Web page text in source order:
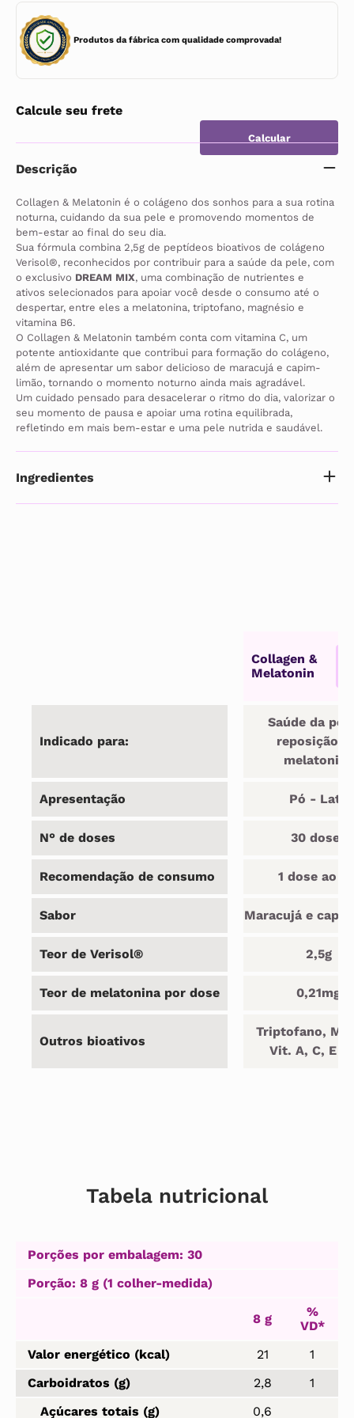
Produtos da fábrica com qualidade comprovada!
Calcule seu frete
Descrição
Collagen & Melatonin é o colágeno dos sonhos para a sua rotina
noturna, cuidando da sua pele e promovendo momentos de
bem-estar ao final do seu dia.
Sua fórmula combina 2,5g de peptídeos bioativos de colágeno
Verisol®, reconhecidos por contribuir para a saúde da pele, com
o exclusivo DREAM MIX, uma combinação de nutrientes e
ativos selecionados para apoiar você desde o consumo até o
despertar, entre eles a melatonina, triptofano, magnésio e
vitamina B6.
O Collagen & Melatonin também conta com vitamina C, um
potente antioxidante que contribui para formação do colágeno,
além de apresentar um sabor delicioso de maracujá e capim-
limão, tornando o momento noturno ainda mais agradável.
Um cuidado pensado para desacelerar o ritmo do dia, valorizar o
seu momento de pausa e apoiar uma rotina equilibrada,
refletindo em mais bem-estar e uma pele nutrida e saudável.
Ingredientes
Collagen &
Melatonin
Indicado para:
Saúde da
reposição
melatonina
Apresentação Pó - Lata
N° de doses 30 doses
Recomendação de consumo 1 dose ao
Sabor Maracujá e
Teor de Verisol® 2,5g
Teor de melatonina por dose 0,21mg
Outros bioativos
Triptofano,
Vit. A, C, E e
Tabela nutricional
Porções por embalagem: 30
Porção: 8 g (1 colher-medida)
8 g
%
VD*
Valor energético (kcal)
21
1
Carboidratos (g)
2,8
1
Açúcares totais (g)
0,6